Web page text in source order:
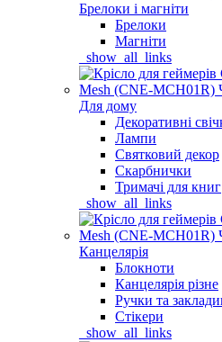
Брелоки і магніти
Брелоки
Магніти
_show_all_links
Для дому
Декоративні
Лампи
Святковий декор
Скарбнички
Тримачі для книг
_show_all_links
Канцелярія
Блокноти
Канцелярія різне
Ручки та
Стікери
_show_all_links